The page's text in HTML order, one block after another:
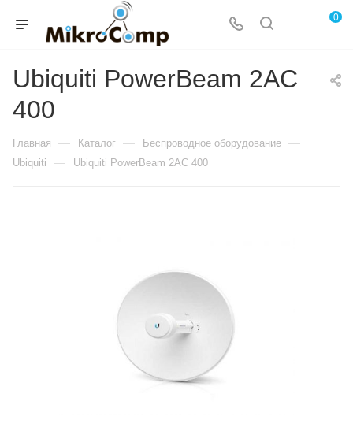
0
Ubiquiti PowerBeam 2AC
400
Главная — Каталог — Беспроводное оборудование —
Ubiquiti — Ubiquiti PowerBeam 2AC 400